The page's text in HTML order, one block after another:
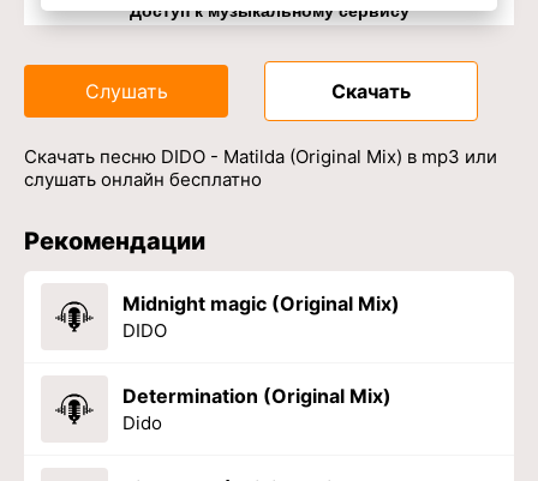
Доступ к музыкальному сервису
Слушать Скачать
Скачать песню DIDO - Matilda (Original Mix) в mp3 или
слушать онлайн бесплатно
Рекомендации
Midnight magic (Original Mix)
DIDO
Determination (Original Mix)
Dido